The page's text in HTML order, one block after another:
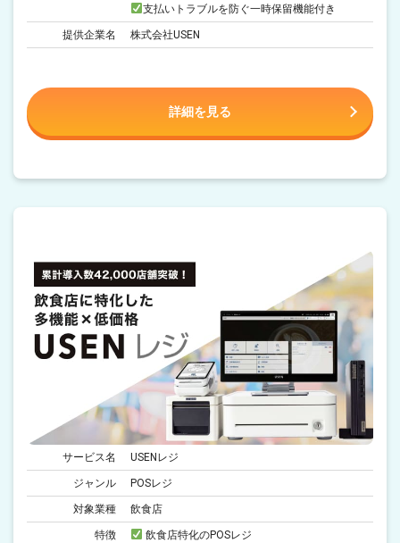
支払いトラブルを防ぐ一時保留機能付き
提供企業名 株式会社USEN
詳細を見る
サービス名 USENレジ
ジャンル POSレジ
対象業種 飲食店
特徴
飲食店特化のPOSレジ